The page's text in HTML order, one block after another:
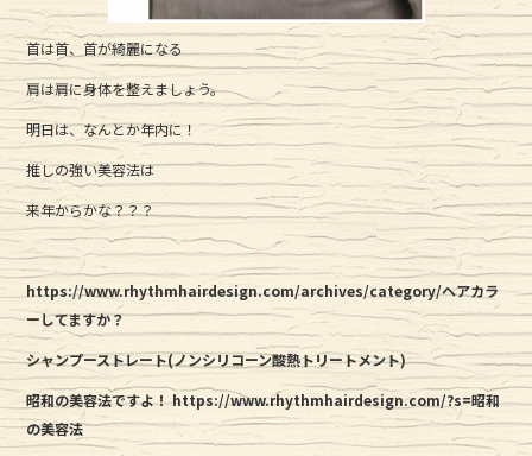
首は首、首が綺麗になる
肩は肩に身体を整えましょう。
明日は、なんとか年内に！
推しの強い美容法は
来年からかな？？？
https://www.rhythmhairdesign.com/archives/category/ヘアカラ
ーしてますか？
シャンプーストレート(ノンシリコーン酸熱トリートメント)
昭和の美容法ですよ！https://www.rhythmhairdesign.com/?s=昭和
の美容法